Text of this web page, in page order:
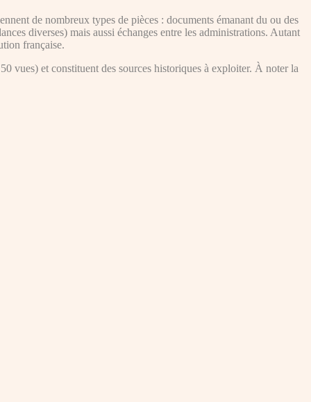
de nombreux types de pièces : documents émanant du ou des
diverses) mais aussi échanges entre les administrations. Autant
française.
vues) et constituent des sources historiques à exploiter. À noter la